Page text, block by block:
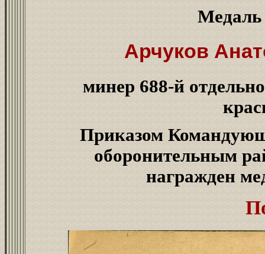
Арчуков
минер 688-й
Приказом
оборонительным
награжден